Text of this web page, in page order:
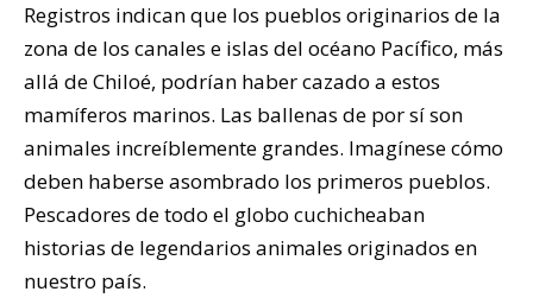
Registros indican que los pueblos originarios de la
zona de los canales e islas del océano Pacífico, más
allá de Chiloé, podrían haber cazado a estos
mamíferos marinos. Las ballenas de por sí son
animales increíblemente grandes. Imagínese cómo
deben haberse asombrado los primeros pueblos.
Pescadores de todo el globo cuchicheaban
historias de legendarios animales originados en
nuestro país.